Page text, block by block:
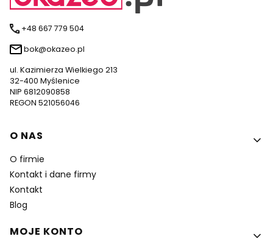
+48 667 779 504
bok@okazeo.pl
ul. Kazimierza Wielkiego 213
32-400 Myślenice
NIP 6812090858
REGON 521056046
Linki w stopce
O NAS
O firmie
Kontakt i dane firmy
Kontakt
Blog
MOJE KONTO